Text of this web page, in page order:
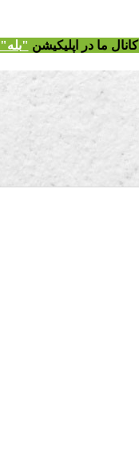
کانال ما در اپلیکیشن "بله"